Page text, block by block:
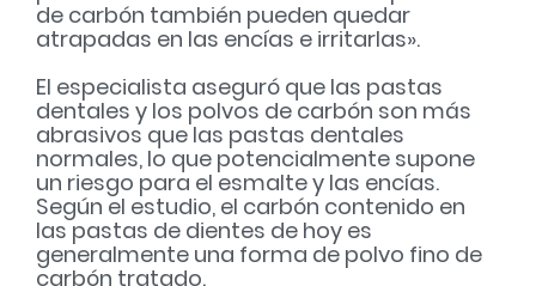
de carbón también pueden quedar
atrapadas en las encías e irritarlas».
El especialista aseguró que las pastas
dentales y los polvos de carbón son más
abrasivos que las pastas dentales
normales, lo que potencialmente supone
un riesgo para el esmalte y las encías.
Según el estudio, el carbón contenido en
las pastas de dientes de hoy es
generalmente una forma de polvo fino de
carbón tratado.